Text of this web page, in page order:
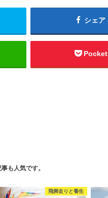
シェア
Pocket
も人気です。
飛脚走りと養生